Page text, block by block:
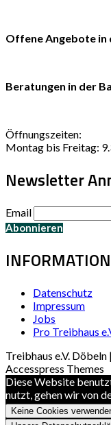
Offene Angebote in
Beratungen in der
Öffnungszeiten:
Montag bis Freitag:
Newsletter
Email
INFORMATION
Datenschutz
Impressum
Jobs
Pro Treibhaus
Treibhaus e.V.
Accesspress Themes
Diese Website
nutzt, gehen wir von
Keine Cookies